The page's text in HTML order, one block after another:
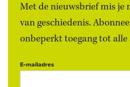
Met de nieuwsbrief mis je
van geschiedenis.
onbeperkt toegang tot
E-mailadres